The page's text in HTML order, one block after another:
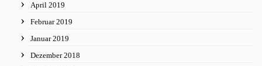
April 2019
Februar 2019
Januar 2019
Dezember 2018